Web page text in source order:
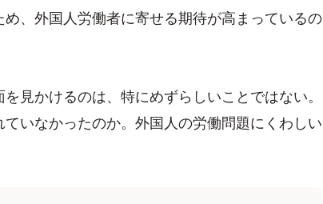
、外国人労働者に寄せる期待が高まっているの
見かけるのは、特にめずらしいことではない。
いなかったのか。外国人の労働問題にくわしい